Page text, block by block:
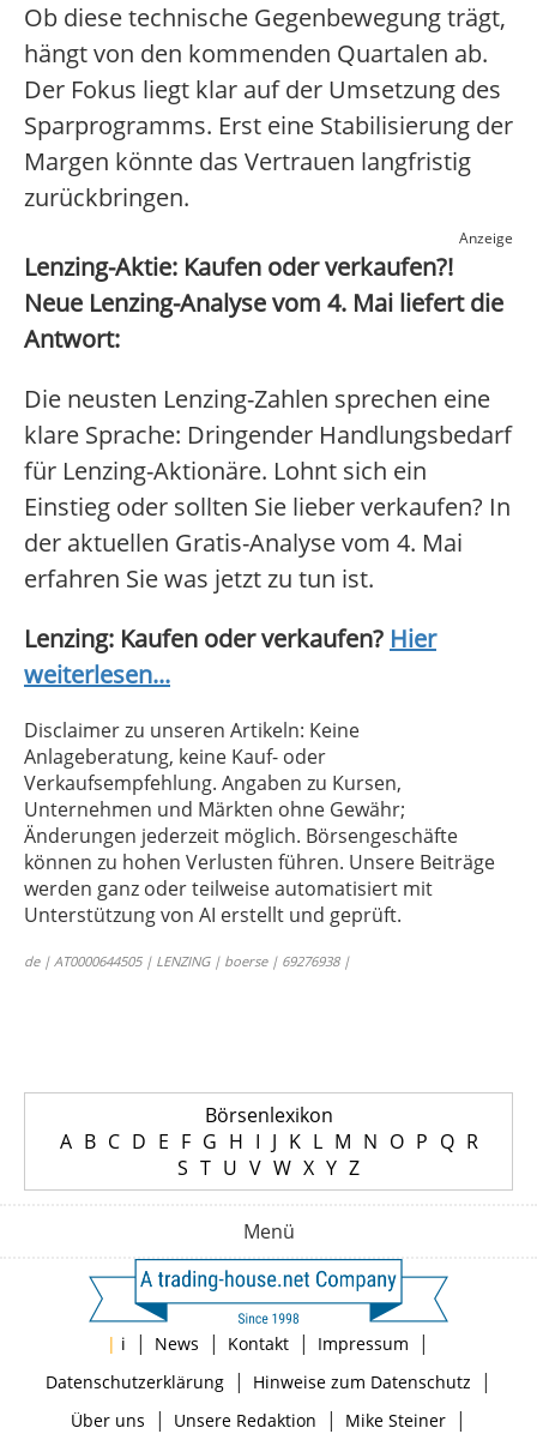
Ob diese technische Gegenbewegung trägt,
hängt von den kommenden Quartalen ab.
Der Fokus liegt klar auf der Umsetzung des
Sparprogramms. Erst eine Stabilisierung der
Margen könnte das Vertrauen langfristig
zurückbringen.
Anzeige
Lenzing-Aktie: Kaufen oder verkaufen?!
Neue Lenzing-Analyse vom 4. Mai liefert die
Antwort:
Die neusten Lenzing-Zahlen sprechen eine
klare Sprache: Dringender Handlungsbedarf
für Lenzing-Aktionäre. Lohnt sich ein
Einstieg oder sollten Sie lieber verkaufen? In
der aktuellen Gratis-Analyse vom 4. Mai
erfahren Sie was jetzt zu tun ist.
Lenzing: Kaufen oder verkaufen? Hier
weiterlesen...
Disclaimer zu unseren Artikeln: Keine
Anlageberatung, keine Kauf- oder
Verkaufsempfehlung. Angaben zu Kursen,
Unternehmen und Märkten ohne Gewähr;
Änderungen jederzeit möglich. Börsengeschäfte
können zu hohen Verlusten führen. Unsere Beiträge
werden ganz oder teilweise automatisiert mit
Unterstützung von AI erstellt und geprüft.
de | AT0000644505 | LENZING | boerse | 69276938 |
Börsenlexikon
A B C D E F G H I J K L M N O P Q R
S T U V W X Y Z
Menü
| i | News | Kontakt | Impressum |
Datenschutzerklärung| Hinweise zum Datenschutz |
Über uns | Unsere Redaktion | Mike Steiner|